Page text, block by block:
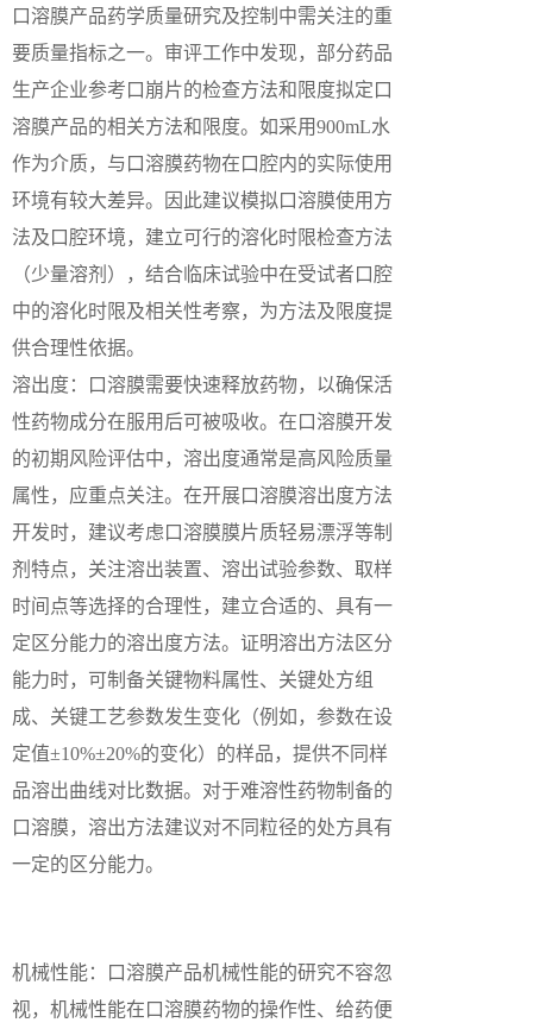
口溶膜产品药学质量研究及控制中需关注的重
要质量指标之一。审评工作中发现，部分药品
生产企业参考口崩片的检查方法和限度拟定口
溶膜产品的相关方法和限度。如采用900mL水
作为介质，与口溶膜药物在口腔内的实际使用
环境有较大差异。因此建议模拟口溶膜使用方
法及口腔环境，建立可行的溶化时限检查方法
（少量溶剂），结合临床试验中在受试者口腔
中的溶化时限及相关性考察，为方法及限度提
供合理性依据。
溶出度：口溶膜需要快速释放药物，以确保活
性药物成分在服用后可被吸收。在口溶膜开发
的初期风险评估中，溶出度通常是高风险质量
属性，应重点关注。在开展口溶膜溶出度方法
开发时，建议考虑口溶膜膜片质轻易漂浮等制
剂特点，关注溶出装置、溶出试验参数、取样
时间点等选择的合理性，建立合适的、具有一
定区分能力的溶出度方法。证明溶出方法区分
能力时，可制备关键物料属性、关键处方组
成、关键工艺参数发生变化（例如，参数在设
定值±10%±20%的变化）的样品，提供不同样
品溶出曲线对比数据。对于难溶性药物制备的
口溶膜，溶出方法建议对不同粒径的处方具有
一定的区分能力。
机械性能：口溶膜产品机械性能的研究不容忽
视，机械性能在口溶膜药物的操作性、给药便